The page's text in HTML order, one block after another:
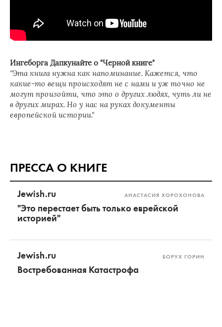
Ингеборга Дапкунайте о "Черной книге"
"Эта книга нужна как напоминание. Кажется, что
какие-то вещи происходят не с нами и уж точно не
могут произойти, что это о других людях, чуть ли не
в других мирах. Но у нас на руках документы
европейской истории."
ПРЕССА О КНИГЕ
Jewish.ru АНАСТАСИЯ ХОРОХОНОВА
"Это перестает быть только еврейской
историей"
Jewish.ru БОРУХ ГОРИН
Востребованная Катастрофа